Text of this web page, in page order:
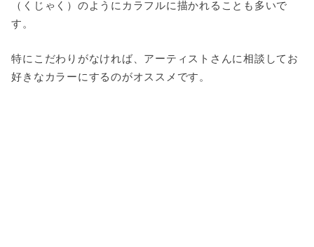
（くじゃく）のようにカラフルに描かれることも多いで
す。
特にこだわりがなければ、アーティストさんに相談してお
好きなカラーにするのがオススメです。